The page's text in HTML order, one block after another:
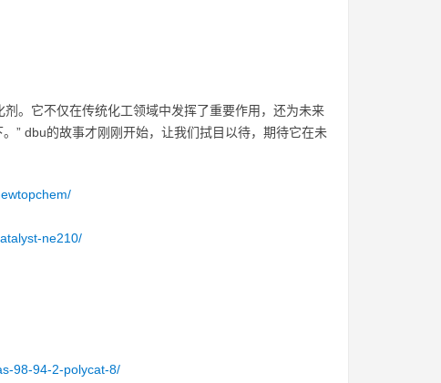
。它不仅在传统化工领域中发挥了重要作用，还为未来
” dbu的故事才刚刚开始，让我们拭目以待，期待它在未
ne210/
98-94-2-polycat-8/